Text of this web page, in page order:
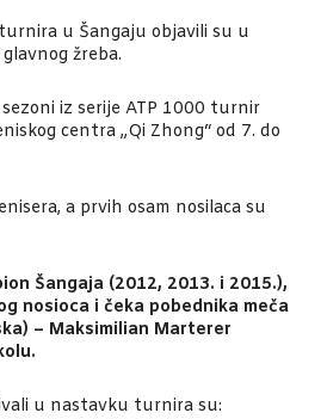
u Šangaju objavili su u
žreba.
iz serije ATP 1000 turnir
centra „Qi Zhong“ od 7. do
a prvih osam nosilaca su
Šangaja (2012, 2013. i 2015.),
nosioca i čeka pobednika meča
– Maksimilian Marterer
u nastavku turnira su: